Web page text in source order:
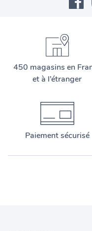
450 magasins en
et à l’étranger
Paiement sécurisé